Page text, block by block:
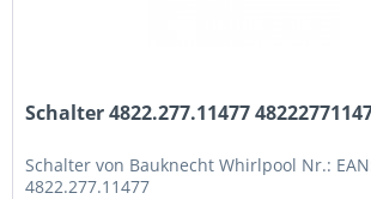
Schalter 4822.277.11477
Schalter von Bauknecht Whirlpool Nr.:
4822.277.11477